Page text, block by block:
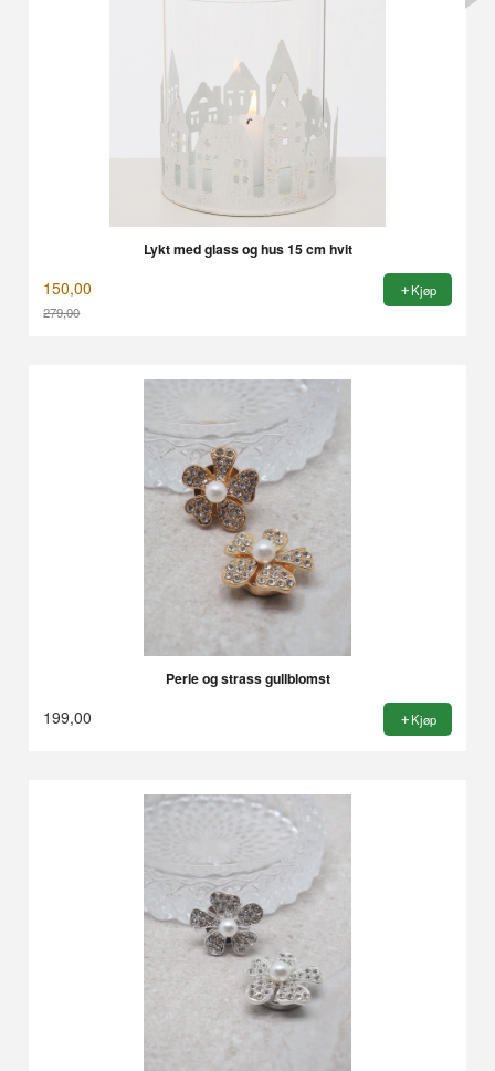
Lykt med glass og hus 15 cm hvit
150,00
279,00
Kjøp
Perle og strass gullblomst
199,00 Kjøp